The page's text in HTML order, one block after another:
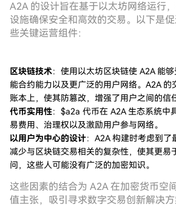
A2A 的设计旨在基于以太坊网络运行
设施确保安全和高效的交易。以下是
些关键运营组件：
区块链技术：使用以太坊区块链使 A2A 能
能合约能力以及更广泛的用户网络。A2A 的
账本上，使其防篡改，增强了用户之间的信
代币实用性：$a2a 代币在 A2A 生态系统中
易费用、治理权以及激励用户参与网络。
以用户为中心的设计：A2A 构建时考虑到了
减少与区块链交易相关的复杂性，使其更易
问，这些人可能没有广泛的加密知识。
这些因素的结合为 A2A 在加密货币空
值主张，吸引寻求数字交易创新解决方